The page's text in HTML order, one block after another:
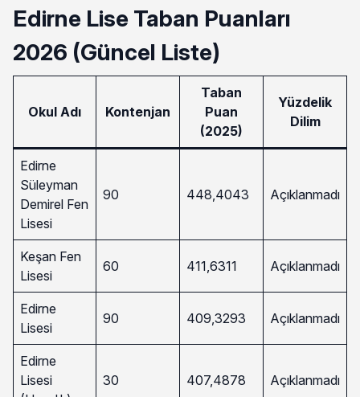
Edirne Lise Taban Puanları
2026 (Güncel Liste)
Okul Adı Kontenjan
Taban
Puan
(2025)
Yüzdelik
Dilim
Edirne
Süleyman
Demirel Fen
Lisesi
90 448,4043 Açıklanmadı
Keşan Fen
Lisesi
60 411,6311 Açıklanmadı
Edirne
Lisesi
90 409,3293 Açıklanmadı
Edirne
Lisesi
30 407,4878 Açıklanmadı